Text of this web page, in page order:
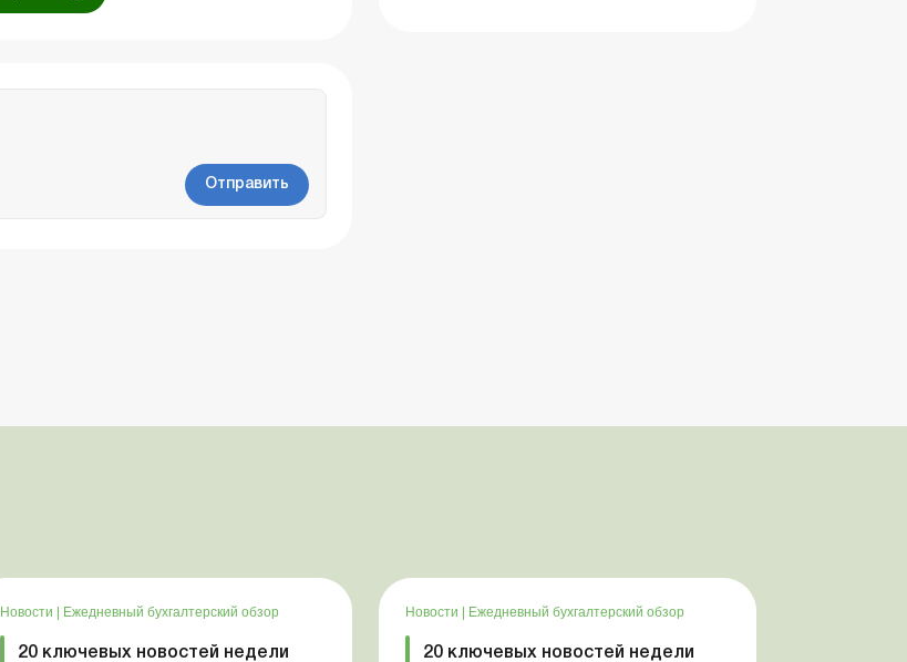
Отправить
Новости | Ежедневный бухгалтерский обзор
20 ключевых новостей недели
Новости | Ежедневный бухгалтерский обзор
20 ключевых новостей недели